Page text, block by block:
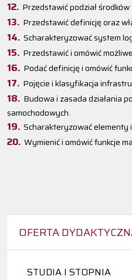
OFERTA
STUDIA I STOPNIA
Przedstawić podział
Przedstawić definicję oraz
Scharakteryzować system
Przedstawić i omówić
Podać definicję i omówić
Pojęcie i klasyfikacja
Budowa i zasada działania
samochodowych.
Scharakteryzować
Wymienić i omówić funkcje